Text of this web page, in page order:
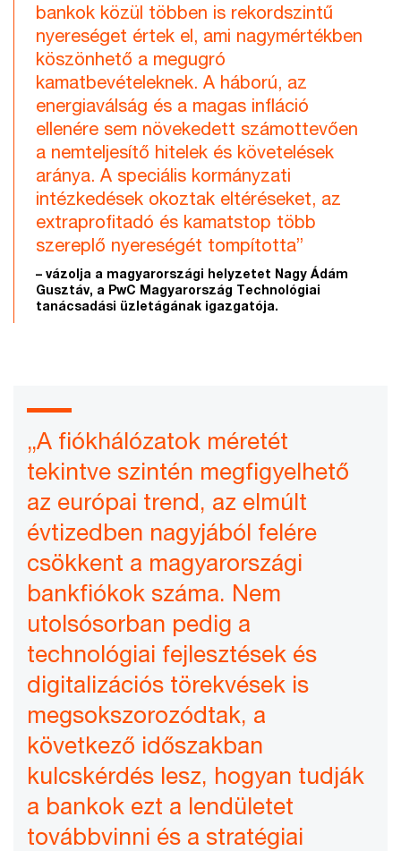
bankok közül többen is rekordszintű
nyereséget értek el, ami nagymértékben
köszönhető a megugró
kamatbevételeknek. A háború, az
energiaválság és a magas infláció
ellenére sem növekedett számottevően
a nemteljesítő hitelek és követelések
aránya. A speciális kormányzati
intézkedések okoztak eltéréseket, az
extraprofitadó és kamatstop több
szereplő nyereségét tompította”
– vázolja a magyarországi helyzetet Nagy Ádám
Gusztáv, a PwC Magyarország Technológiai
tanácsadási üzletágának igazgatója.
„A fiókhálózatok méretét
tekintve szintén megfigyelhető
az európai trend, az elmúlt
évtizedben nagyjából felére
csökkent a magyarországi
bankfiókok száma. Nem
utolsósorban pedig a
technológiai fejlesztések és
digitalizációs törekvések is
megsokszorozódtak, a
következő időszakban
kulcskérdés lesz, hogyan tudják
a bankok ezt a lendületet
továbbvinni és a stratégiai